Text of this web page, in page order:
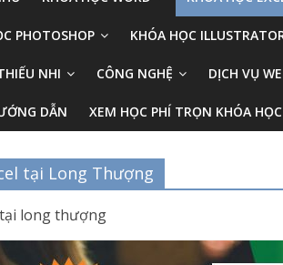
PHOTOSHOP KHÓA HỌC
NHI CÔNG NGHỆ DỊCH VỤ
DẪN XEM HỌC PHÍ TRỌN KHÓA HỌC
tại Long Thượng
long thượng